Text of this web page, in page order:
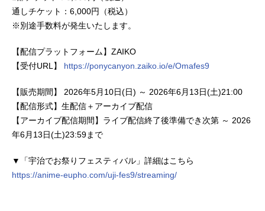
通しチケット：6,000円（税込）
※別途手数料が発生いたします。
【配信プラットフォーム】ZAIKO
【受付URL】 https://ponycanyon.zaiko.io/e/Omafes9
【販売期間】 2026年5月10日(日) ～ 2026年6月13日(土)21:00
【配信形式】生配信＋アーカイブ配信
【アーカイブ配信期間】ライブ配信終了後準備でき次第 ～ 2026
年6月13日(土)23:59まで
▼「宇治でお祭りフェスティバル」詳細はこちら
https://anime-eupho.com/uji-fes9/streaming/